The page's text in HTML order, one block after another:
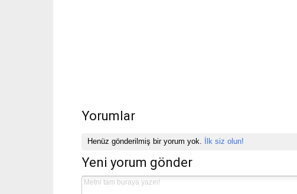
Yorumlar
Henüz gönderilmiş bir yorum yok. İlk siz olun!
Yeni yorum gönder